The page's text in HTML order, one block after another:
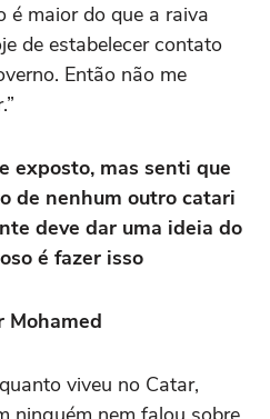
é maior do que a raiva
de estabelecer contato
Então não me
exposto, mas senti que
de nenhum outro catari
deve dar uma ideia do
é fazer isso
Mohamed
viveu no Catar,